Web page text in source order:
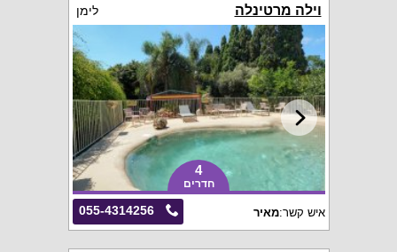
וילה מרטינלה לימן
4
חדרים
055-4314256 איש קשר:מאיר